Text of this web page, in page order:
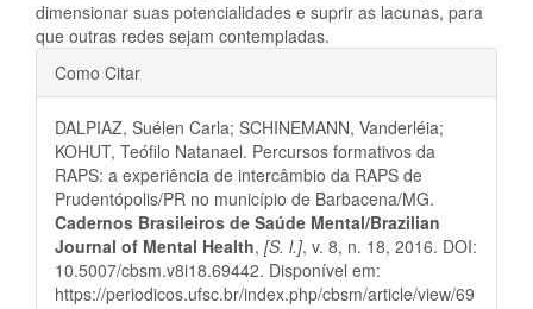
dimensionar suas potencialidades e suprir as lacunas, para
que outras redes sejam contempladas.
Detalhes
do
artigo
Como Citar
DALPIAZ, Suélen Carla; SCHINEMANN, Vanderléia;
KOHUT, Teófilo Natanael. Percursos formativos da
RAPS: a experiência de intercâmbio da RAPS de
Prudentópolis/PR no município de Barbacena/MG.
Cadernos Brasileiros de Saúde Mental/Brazilian
Journal of Mental Health, [S. l.], v. 8, n. 18, 2016. DOI:
10.5007/cbsm.v8i18.69442. Disponível em:
https://periodicos.ufsc.br/index.php/cbsm/article/view/69